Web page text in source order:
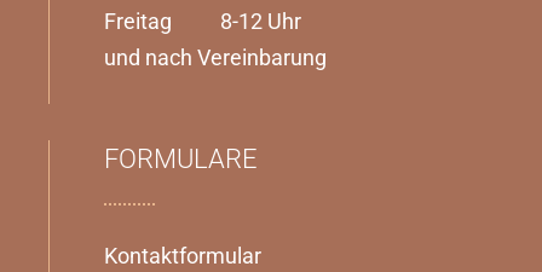
Freitag 8-12 Uhr
und nach Vereinbarung
FORMULARE
Kontaktformular